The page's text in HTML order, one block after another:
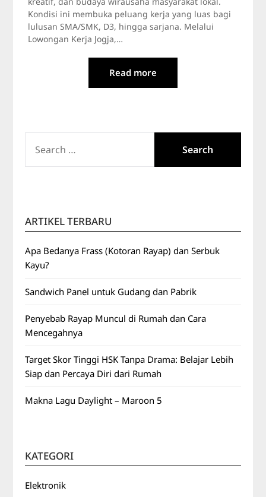
Kondisi ini membuka peluang kerja yang luas bagi
lulusan SMA/SMK, D3, hingga sarjana. Melalui
Lowongan Kerja Jogja,…
Read more
FOR:
ARTIKEL TERBARU
Apa Bedanya Frass (Kotoran Rayap) dan Serbuk
Kayu?
Sandwich Panel untuk Gudang dan Pabrik
Penyebab Rayap Muncul di Rumah dan Cara
Mencegahnya
Target Skor Tinggi HSK Tanpa Drama: Belajar Lebih
Siap dan Percaya Diri dari Rumah
Makna Lagu Daylight – Maroon 5
KATEGORI
Elektronik